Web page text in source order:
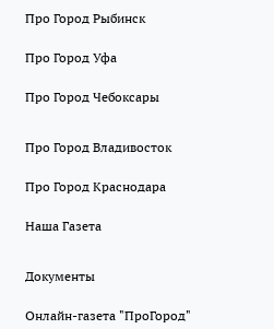
Про Город Рыбинск
Про Город Уфа
Про Город Чебоксары
Про Город Владивосток
Про Город Краснодара
Наша Газета
Документы
Онлайн-газета "ПроГород"